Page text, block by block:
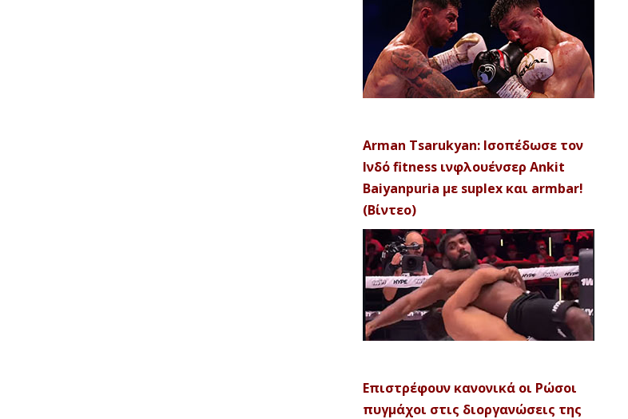
Arman Tsarukyan: Ισοπέδωσε τον
Ινδό fitness ινφλουένσερ Ankit
Baiyanpuria με suplex και armbar!
(Βίντεο)
Επιστρέφουν κανονικά οι Ρώσοι
πυγμάχοι στις διοργανώσεις της